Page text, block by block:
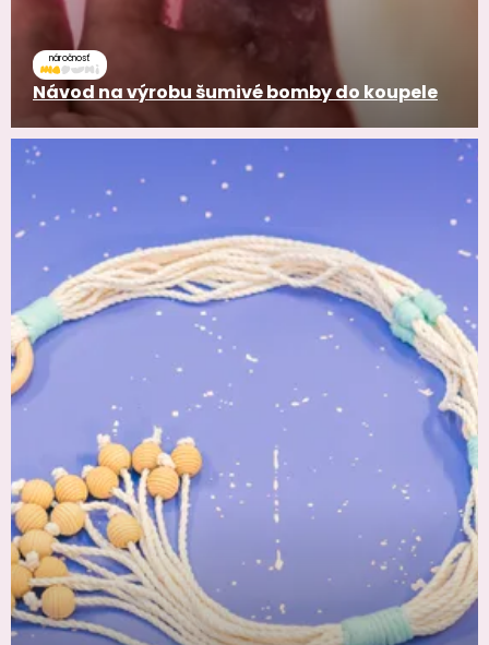
náročnosť
Návod na výrobu šumivé bomby do koupele